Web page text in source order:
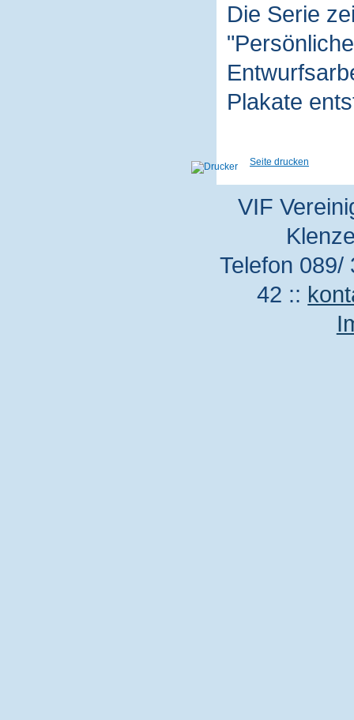
Die Serie
Plakate
Seite drucken
VIF
Telefon
42 ::